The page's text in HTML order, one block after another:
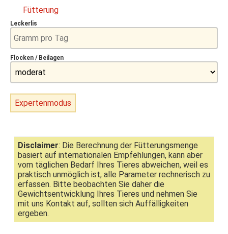
Fütterung
Leckerlis
Flocken / Beilagen
Expertenmodus
Disclaimer: Die Berechnung der Fütterungsmenge
basiert auf internationalen Empfehlungen, kann aber
vom täglichen Bedarf Ihres Tieres abweichen, weil es
praktisch unmöglich ist, alle Parameter rechnerisch zu
erfassen. Bitte beobachten Sie daher die
Gewichtsentwicklung Ihres Tieres und nehmen Sie
mit uns Kontakt auf, sollten sich Auffälligkeiten
ergeben.